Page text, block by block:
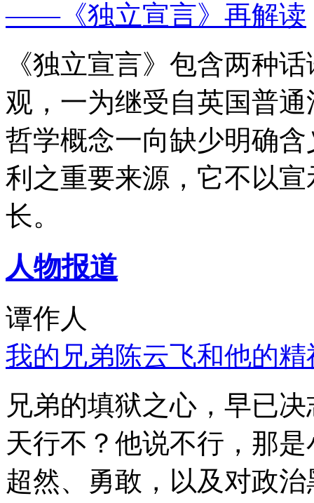
——《独立宣言》再解读
《独立宣言》包含两种
观，一为继受自英国普
哲学概念一向缺少明确
利之重要来源，它不以
长。
人物报道
谭作人
我的兄弟陈云飞和他的
兄弟的填狱之心，早已
天行不？他说不行，那
超然、勇敢，以及对政